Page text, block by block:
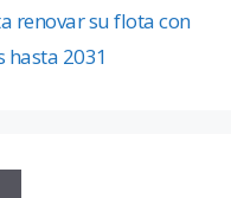
renovar su flota con
hasta 2031